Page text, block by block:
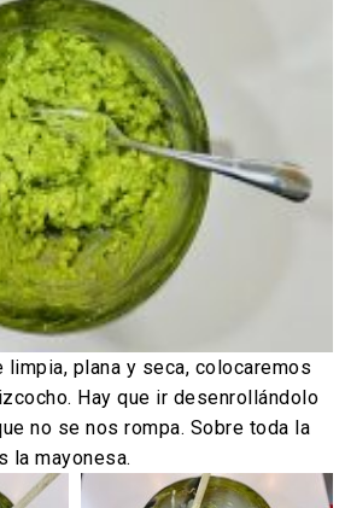
plana y seca, colocaremos
Hay que ir desenrollándolo
no se nos rompa. Sobre toda la
la mayonesa.